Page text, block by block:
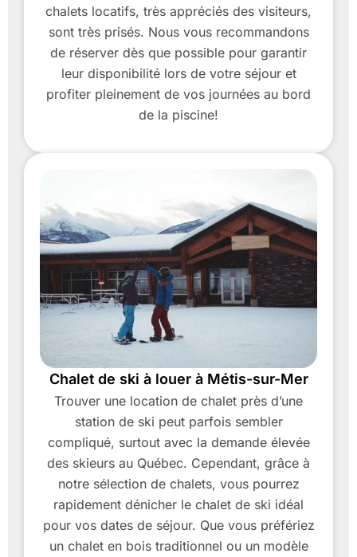
chalets locatifs, très appréciés des visiteurs,
sont très prisés. Nous vous recommandons
de réserver dès que possible pour garantir
leur disponibilité lors de votre séjour et
profiter pleinement de vos journées au bord
de la piscine!
Chalet de ski à louer à Métis-sur-Mer
Trouver une location de chalet près d’une
station de ski peut parfois sembler
compliqué, surtout avec la demande élevée
des skieurs au Québec. Cependant, grâce à
notre sélection de chalets, vous pourrez
rapidement dénicher le chalet de ski idéal
pour vos dates de séjour. Que vous préfériez
un chalet en bois traditionnel ou un modèle